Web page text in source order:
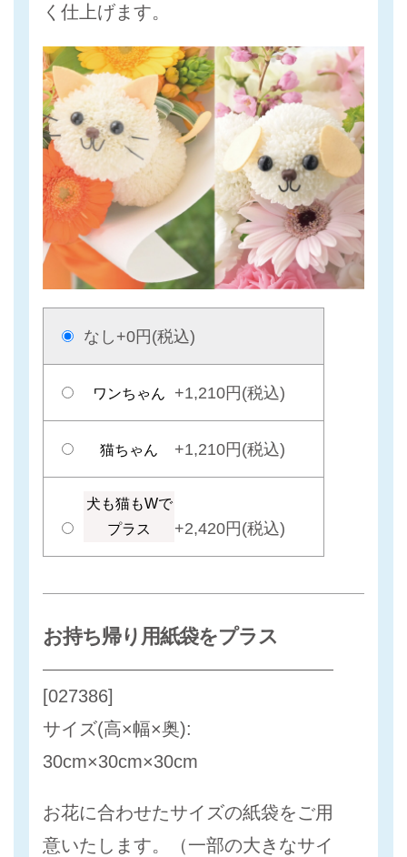
く仕上げます。
なし +0円(税込)
ワンちゃん +1,210円(税込)
猫ちゃん +1,210円(税込)
犬も猫もWで
プラス
+2,420円(税込)
お持ち帰り用紙袋をプラス
[027386]
サイズ(高×幅×奥):
30cm×30cm×30cm
お花に合わせたサイズの紙袋をご用
意いたします。（一部の大きなサイ